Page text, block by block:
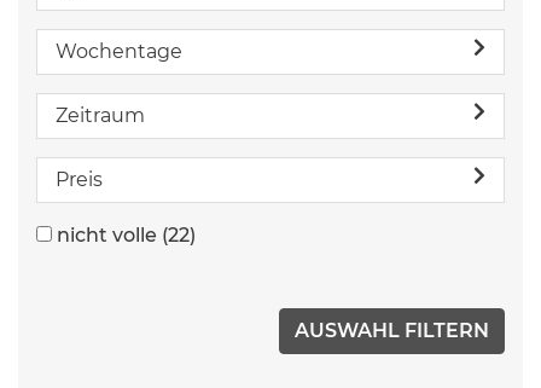
Wochentage
Zeitraum
Preis
nicht volle (22)